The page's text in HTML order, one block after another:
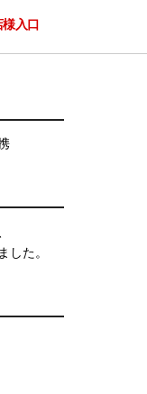
様入口
した。